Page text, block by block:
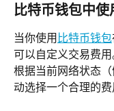
比特币钱包中
当你使用比特币钱包
可以自定义交易费用
根据当前网络状态
动选择一个合理的费